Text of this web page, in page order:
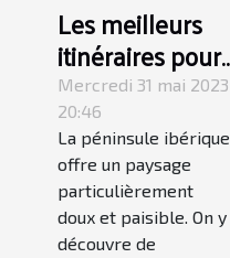
Les meilleurs
itinéraires pour
explorer
l'Espagne en
road trip
Mercredi 31 mai 2023
20:46
La péninsule ibérique
offre un paysage
particulièrement
doux et paisible. On y
découvre de